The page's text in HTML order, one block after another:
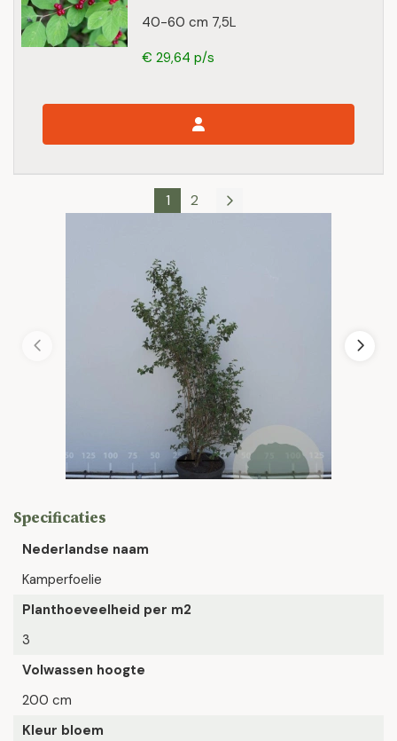
40-60 cm 7,5L
€ 29,64 p/s
1 2
Specificaties
Nederlandse naam
Kamperfoelie
Planthoeveelheid per m2
3
Volwassen hoogte
200 cm
Kleur bloem